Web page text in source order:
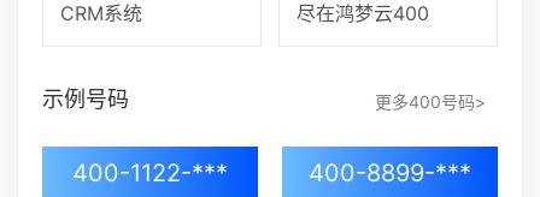
CRM系统
尽在鸿梦云400
示例号码 更多400号码>
400-1122-*** 400-8899-***